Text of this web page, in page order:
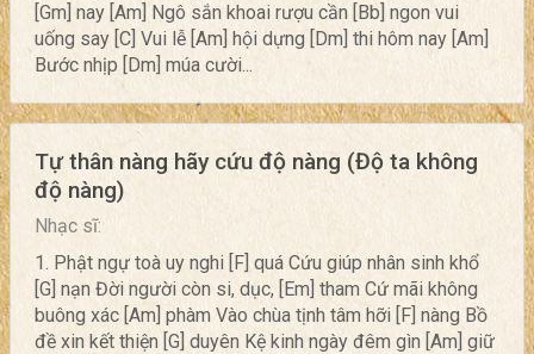
[Gm] nay [Am] Ngô sắn khoai rượu cần [Bb] ngon vui
uống say [C] Vui lễ [Am] hội dựng [Dm] thi hôm nay [Am]
Bước nhịp [Dm] múa cười...
Tự thân nàng hãy cứu độ nàng (Độ ta không
độ nàng)
Nhạc sĩ:
1. Phật ngự toà uy nghi [F] quá Cứu giúp nhân sinh khổ
[G] nạn Đời người còn si, dục, [Em] tham Cứ mãi không
buông xác [Am] phàm Vào chùa tịnh tâm hỡi [F] nàng Bồ
đề xin kết thiện [G] duyên Kệ kinh ngày đêm gìn [Am] giữ